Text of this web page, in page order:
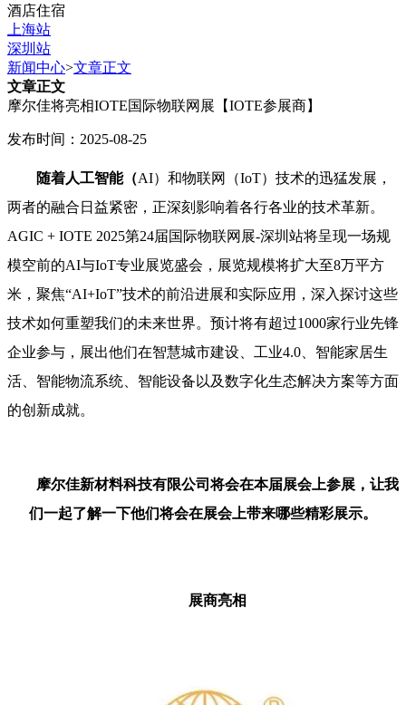
酒店住宿
上海站
深圳站
新闻中心>文章正文
文章正文
摩尔佳将亮相IOTE国际物联网展【IOTE参展商】
发布时间：2025-08-25
随着人工智能（AI）和物联网（IoT）技术的迅猛发展，
两者的融合日益紧密，正深刻影响着各行各业的技术革新。
AGIC + IOTE 2025第24届国际物联网展-深圳站将呈现一场规
模空前的AI与IoT专业展览盛会，展览规模将扩大至8万平方
米，聚焦“AI+IoT”技术的前沿进展和实际应用，深入探讨这些
技术如何重塑我们的未来世界。预计将有超过1000家行业先锋
企业参与，展出他们在智慧城市建设、工业4.0、智能家居生
活、智能物流系统、智能设备以及数字化生态解决方案等方面
的创新成就。
摩尔佳新材料科技有限公司将会在本届展会上参展，让我
们一起了解一下他们将会在展会上带来哪些精彩展示。
展商亮相